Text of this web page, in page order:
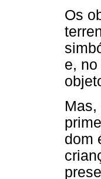
Os
e,
dom